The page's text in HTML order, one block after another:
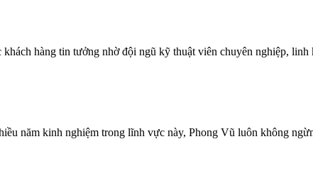
hàng tin tưởng nhờ đội ngũ kỹ thuật viên chuyên nghiệp, linh
năm kinh nghiệm trong lĩnh vực này, Phong Vũ luôn không